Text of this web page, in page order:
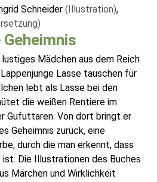
Schneider (Illustration),
Mädchen aus dem Reich
Lasse tauschen für
lebt als Lasse bei den
die weißen Rentiere im
Gufuttaren. Von dort bringt er
Geheimnis zurück, eine
durch die man erkennt, dass
Die Illustrationen des Buches
Märchen und Wirklichkeit